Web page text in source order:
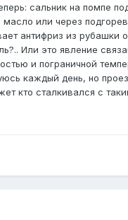
сальник на помпе
масло или через
антифриз из рубашки
Или это явление
и пограничной
каждый день, но
кто сталкивался с